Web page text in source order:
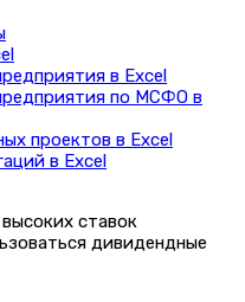
в Excel
по МСФО в
проектов в Excel
в Excel
ставок
дивидендные